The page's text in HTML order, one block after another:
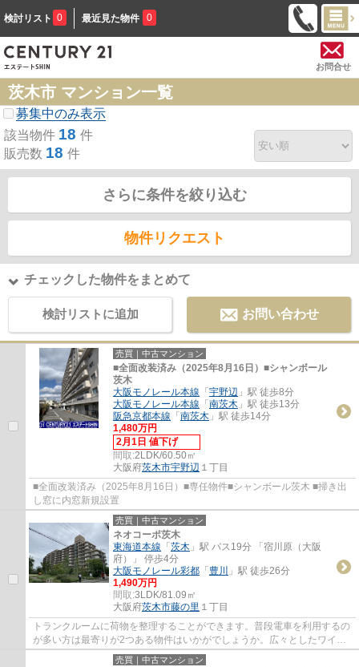
検討リスト 0 最近見た物件 0
お問合せ
茨木市 マンション一覧
募集中のみ表示
該当物件 18 件
販売数 18 件
さらに条件を絞り込む
物件リクエスト
チェックした物件をまとめて
検討リストに追加 お問い合わせ
売買｜中古マンション
■全面改装済み（2025年8月16日）■シャンボール
茨木
大阪モノレール本線 「 宇野辺 」駅 徒歩8分
大阪モノレール本線 「 南茨木 」駅 徒歩13分
阪急京都本線 「 南茨木 」駅 徒歩14分
1,480万円
2月1日 値下げ
間取:2LDK/60.50㎡
大阪府茨木市宇野辺 １丁目
■全面改装済み（2025年8月16日）■専任物件■シャンボール茨木 ■掃き出
し窓に内窓新規設置
売買｜中古マンション
ネオコーポ茨木
東海道本線 「 茨木 」駅 バス19分 「宿川原（大阪
府）」 停歩4分
大阪モノレール彩都 「 豊川
」駅 徒歩26分
1,490万円
間取:3LDK/81.09㎡
大阪府茨木市藤の里 １丁目
トランクルームに荷物を整理することができます。普段電車を利用するの
が多い方は最寄りが2つある物件はいかがでしょうか。広々としたワイド
バルコニーがあります。ゆったりとした間取...
売買｜中古マンション